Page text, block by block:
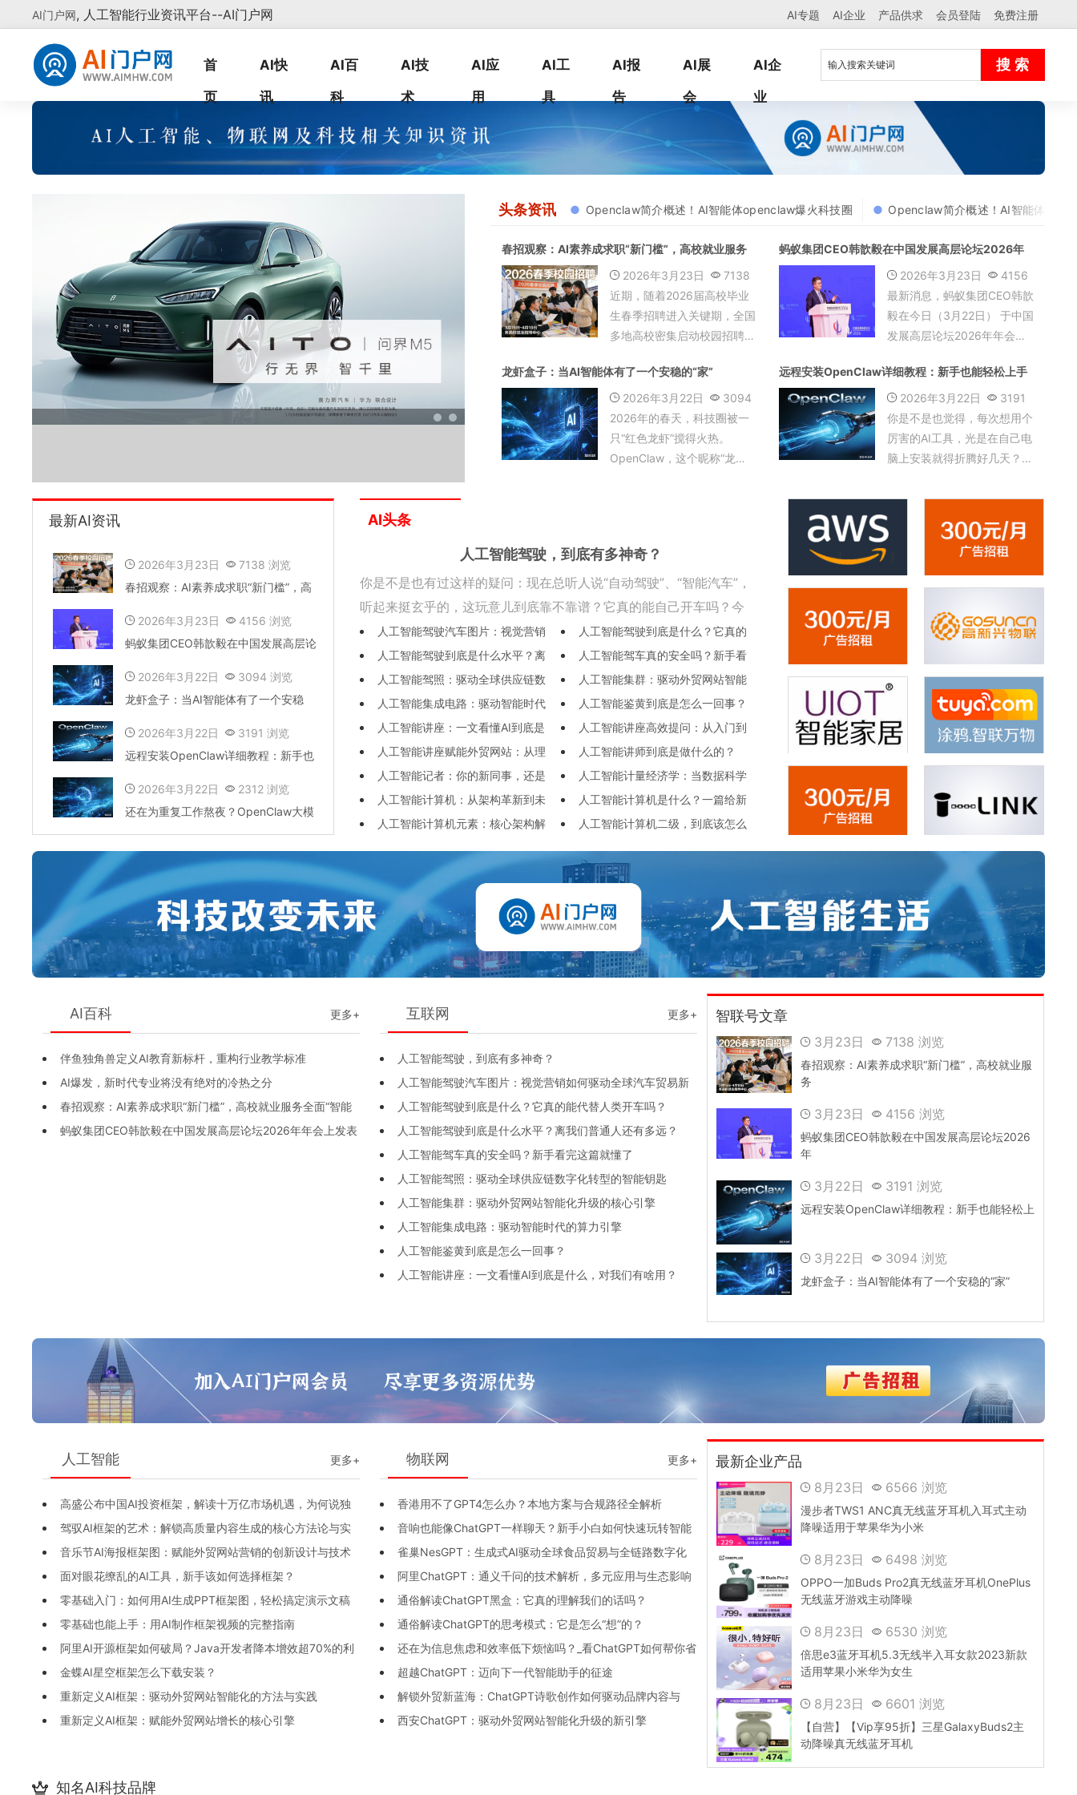
AI门户网, 人工智能行业资讯平台--AI门户网 AI专题 AI企业 产品供求 会员登陆 免费注册
首
页
AI快
讯
AI百
科
AI技
术
AI应
用
AI工
具
AI报
告
AI展
会
AI企
业
头条资讯 Openclaw简介概述！AI智能体openclaw爆火科技圈 Openclaw简介概述！AI智能体
春招观察：AI素养成求职“新门槛”，高校就业服务
全面“智能化”
2026年3月23日
7138
近期，随着2026届高校毕业
生春季招聘进入关键期，全国
多地高校密集启动校园招聘
（AI）已成为今年春招的核心
高频词——不仅大量“AI+”新
岗位集中释放，企业对毕业生
的AI应用能力也从过去的“加
分项”转变为评估人才的“新指
蚂蚁集团CEO韩歆毅在中国发展高层论坛2026年
年会上发表AI主题演讲 2026年3月23日
4156
最新消息，蚂蚁集团CEO韩歆
毅在今日（3月22日） 于中国
发展高层论坛2026年年会上
确，也引发了广泛讨论。
龙虾盒子：当AI智能体有了一个安稳的“家”
2026年3月22日
3094
2026年的春天，科技圈被一
只“红色龙虾”搅得火热。
OpenClaw，这个昵称“龙
一个现实问题也浮出水面：对
绝大多数普通用户而言，部...
远程安装OpenClaw详细教程：新手也能轻松上手
2026年3月22日
3191
你是不是也觉得，每次想用个
厉害的AI工具，光是在自己电
脑上安装就得折腾好几天？什
大了。更别说，要是想在另一
台电脑，或者干脆在云服务器
上装一个随时能用的AI助手，
听起来是不是觉得门槛更高
了？其实啊，这事儿真没想象
最新AI资讯
2026年3月23日
7138 浏览
春招观察：AI素养成求职“新门槛”，高
2026年3月23日
4156 浏览
蚂蚁集团CEO韩歆毅在中国发展高层论
2026年3月22日
3094 浏览
龙虾盒子：当AI智能体有了一个安稳
2026年3月22日
3191 浏览
远程安装OpenClaw详细教程：新手也
2026年3月22日
2312 浏览
还在为重复工作熬夜？OpenClaw大模
型_一键
AI头条
人工智能驾驶，到底有多神奇？
你是不是也有过这样的疑问：现在总听人说“自动驾驶”、“智能汽车”，
听起来挺玄乎的，这玩意儿到底靠不靠谱？它真的能自己开车吗？今
天，咱们就掰开揉碎了，聊聊这个正在改变我们出行方式的技术——人
工智能驾驶。说白了，就是让汽车自己会“看路”、会“思...
人工智能驾驶汽车图片：视觉营销
如何驱动全球汽车贸易新增长
人工智能驾驶到底是什么？它真的
能代替人类开车吗？
人工智能驾驶到底是什么水平？离
我们普通人还有多远？
人工智能驾车真的安全吗？新手看
完这篇就懂了
人工智能驾照：驱动全球供应链数
字化转型的智能钥匙
人工智能集群：驱动外贸网站智能
化升级的核心引擎
人工智能集成电路：驱动智能时代
的算力引擎
人工智能鉴黄到底是怎么一回事？
人工智能讲座：一文看懂AI到底是
什么，对我们有啥用？
人工智能讲座高效提问：从入门到
进阶的实用技巧
人工智能讲座赋能外贸网站：从理
论到实战的智能化转型指南
人工智能讲师到底是做什么的？
人工智能记者：你的新同事，还是
你的新对手？
人工智能计量经济学：当数据科学
遇见传统经济分析
人工智能计算机：从架构革新到未
来挑战，一场智能革命的深度解析
人工智能计算机是什么？一篇给新
手小白的通俗解读
人工智能计算机元素：核心架构解
析，关键挑战剖析，未来演进路径展望
人工智能计算机二级，到底该怎么
入门？
AI百科 更多+
伴鱼独角兽定义AI教育新标杆，重构行业教学标准
AI爆发，新时代专业将没有绝对的冷热之分
春招观察：AI素养成求职“新门槛”，高校就业服务全面“智能
化”
蚂蚁集团CEO韩歆毅在中国发展高层论坛2026年年会上发表
互联网 更多+
人工智能驾驶，到底有多神奇？
人工智能驾驶汽车图片：视觉营销如何驱动全球汽车贸易新
增长人工智能驾驶到底是什么？它真的能代替人类开车吗？
人工智能驾驶到底是什么水平？离我们普通人还有多远？
人工智能驾车真的安全吗？新手看完这篇就懂了
人工智能驾照：驱动全球供应链数字化转型的智能钥匙
人工智能集群：驱动外贸网站智能化升级的核心引擎
人工智能集成电路：驱动智能时代的算力引擎
人工智能鉴黄到底是怎么一回事？
人工智能讲座：一文看懂AI到底是什么，对我们有啥用？
智联号文章
3月23日 7138 浏览
春招观察：AI素养成求职“新门槛”，高校就业服
务
3月23日 4156 浏览
蚂蚁集团CEO韩歆毅在中国发展高层论坛2026
年
3月22日 3191 浏览
远程安装OpenClaw详细教程：新手也能轻松上
3月22日 3094 浏览
龙虾盒子：当AI智能体有了一个安稳的“家”
人工智能 更多+
高盛公布中国AI投资框架，解读十万亿市场机遇，为何说独
立行情开启？
驾驭AI框架的艺术：解锁高质量内容生成的核心方法论与实
践指南音乐节AI海报框架图：赋能外贸网站营销的创新设计与技术
实现路径
面对眼花缭乱的AI工具，新手该如何选择框架？
零基础入门：如何用AI生成PPT框架图，轻松搞定演示文稿
零基础也能上手：用AI制作框架视频的完整指南
阿里AI开源框架如何破局？Java开发者降本增效超70%的利
器
金蝶AI星空框架怎么下载安装？
重新定义AI框架：驱动外贸网站智能化的方法与实践
重新定义AI框架：赋能外贸网站增长的核心引擎
物联网 更多+
香港用不了GPT4怎么办？本地方案与合规路径全解析
音响也能像ChatGPT一样聊天？新手小白如何快速玩转智能
音响？雀巢NesGPT：生成式AI驱动全球食品贸易与全链路数字化
变革阿里ChatGPT：通义千问的技术解析，多元应用与生态影响
通俗解读ChatGPT黑盒：它真的理解我们的话吗？
通俗解读ChatGPT的思考模式：它是怎么“想”的？
还在为信息焦虑和效率低下烦恼吗？_看ChatGPT如何帮你省
下300小时并重塑学习工作流
超越ChatGPT：迈向下一代智能助手的征途
解锁外贸新蓝海：ChatGPT诗歌创作如何驱动品牌内容与
SEO双增长
西安ChatGPT：驱动外贸网站智能化升级的新引擎
最新企业产品
8月23日 6566 浏览
漫步者TWS1 ANC真无线蓝牙耳机入耳式主动
降噪适用于苹果华为小米
8月23日 6498 浏览
OPPO一加Buds Pro2真无线蓝牙耳机OnePlus
无线蓝牙游戏主动降噪
8月23日 6530 浏览
倍思e3蓝牙耳机5.3无线半入耳女款2023新款
适用苹果小米华为女生
8月23日 6601 浏览
【自营】【Vip享95折】三星GalaxyBuds2主
动降噪真无线蓝牙耳机
知名AI科技品牌